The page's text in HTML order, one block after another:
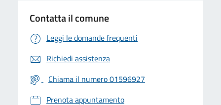
Contatta il comune
Leggi le domande frequenti
Richiedi assistenza
Chiama il numero 01596927
Prenota appuntamento